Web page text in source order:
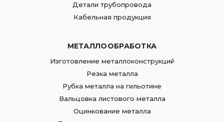
Детали трубопровода
Кабельная продукция
МЕТАЛЛООБРАБОТКА
Изготовление металлоконструкций
Резка металла
Рубка металла на гильотине
Вальцовка листового металла
Оцинкование металла